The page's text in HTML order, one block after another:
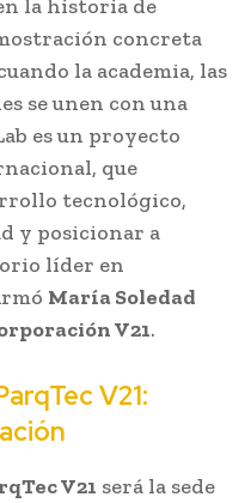
la historia de
concreta
la academia, las
se unen con una
es un proyecto
que
tecnológico,
y posicionar a
líder en
María Soledad
V21.
V21:
V21 será la sede